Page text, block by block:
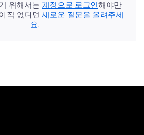
위해서는 계정으로 로그인해야만
직 없다면 새로운 질문을 올려주세
요.